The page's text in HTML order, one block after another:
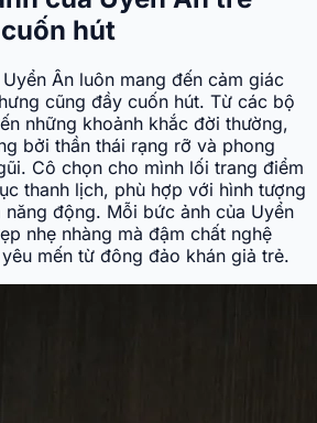
hút
Ân luôn mang đến cảm giác
cũng đầy cuốn hút. Từ các bộ
những khoảnh khắc đời thường,
bởi thần thái rạng rỡ và phong
Cô chọn cho mình lối trang điểm
thanh lịch, phù hợp với hình tượng
năng động. Mỗi bức ảnh của Uyển
nhẹ nhàng mà đậm chất nghệ
mến từ đông đảo khán giả trẻ.